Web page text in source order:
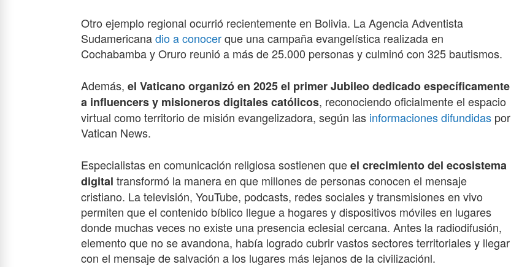
Otro ejemplo regional ocurrió recientemente en Bolivia. La Agencia Adventista
Sudamericanadio a conocerque una campaña evangelística realizada en
Cochabamba y Oruro reunió a más de 25.000 personas y culminó con 325 bautismos.
Además, el Vaticano organizó en 2025 el primer Jubileo dedicado específicamente
a influencers y misioneros digitales católicos, reconociendo oficialmente el espacio
virtual como territorio de misión evangelizadora, según las informaciones difundidas por
Vatican News.
Especialistas en comunicación religiosa sostienen queel crecimiento del ecosistema
digital transformó la manera en que millones de personas conocen el mensaje
cristiano. La televisión, YouTube, podcasts, redes sociales y transmisiones en vivo
permiten que el contenido bíblico llegue a hogares y dispositivos móviles en lugares
donde muchas veces no existe una presencia eclesial cercana. Antes la radiodifusión,
elemento que no se avandona, había logrado cubrir vastos sectores territoriales y llegar
con el mensaje de salvación a los lugares más lejanos de la civilizaciónl.